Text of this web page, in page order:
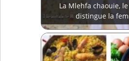
La Mlehfa chaouie,
distingue la